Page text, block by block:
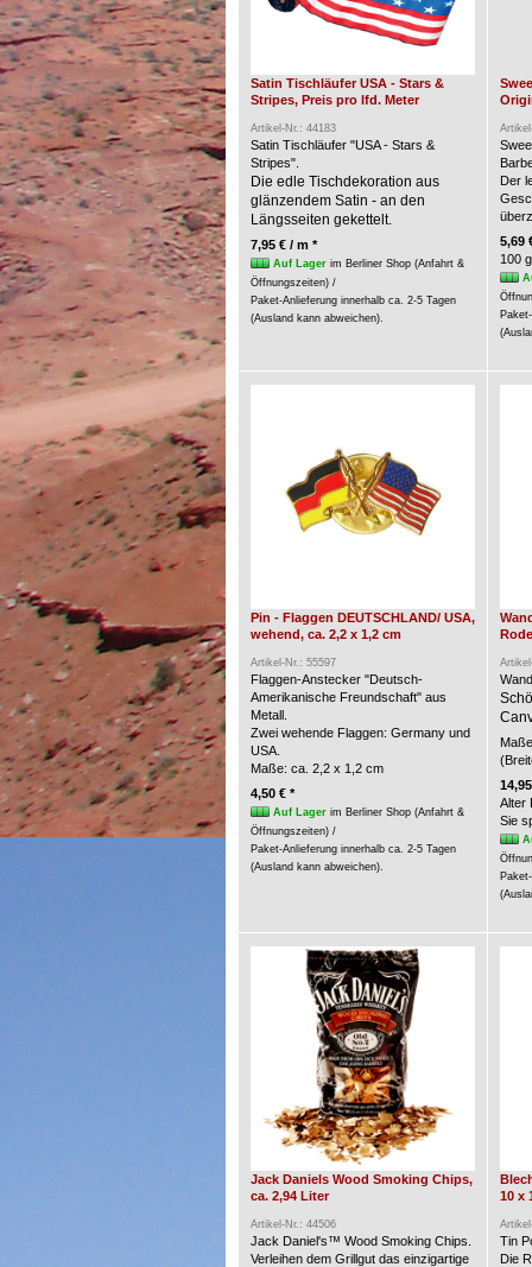
Satin Tischläufer USA - Stars &
Stripes, Preis pro lfd. Meter
Artikel-Nr.: 44183
Satin Tischläufer "USA - Stars &
Stripes".
Die edle Tischdekoration aus
glänzendem Satin - an den
Längsseiten gekettelt.
7,95 € / m *
Auf Lagerim Berliner Shop (Anfahrt &
Öffnungszeiten) /
Paket-Anlieferung innerhalb ca. 2-5 Tagen
(Ausland kann abweichen).
Der
5,69
100
Pin - Flaggen DEUTSCHLAND/ USA,
wehend, ca. 2,2 x 1,2 cm
Artikel-Nr.: 55597
Flaggen-Anstecker "Deutsch-
Amerikanische Freundschaft" aus
Metall.
Zwei wehende Flaggen: Germany und
USA.
Maße: ca. 2,2 x 1,2 cm
4,50 € *
Auf Lagerim Berliner Shop (Anfahrt &
Öffnungszeiten) /
Paket-Anlieferung innerhalb ca. 2-5 Tagen
(Ausland kann abweichen).
Alter
Sie
Jack Daniels Wood Smoking Chips,
ca. 2,94 Liter
Artikel-Nr.: 44506
Jack Daniel's™ Wood Smoking Chips.
Verleihen dem Grillgut das einzigartige
10 x
Tin
Die